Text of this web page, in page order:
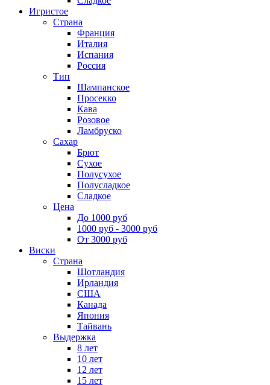
Игристое
Страна
Франция
Италия
Испания
Россия
Тип
Шампанское
Просекко
Кава
Розовое
Ламбруско
Сахар
Брют
Сухое
Полусухое
Полусладкое
Сладкое
Цена
До 1000 руб
1000 руб - 3000 руб
От 3000 руб
Виски
Страна
Шотландия
Ирландия
США
Канада
Япония
Тайвань
Выдержка
8 лет
10 лет
12 лет
15 лет